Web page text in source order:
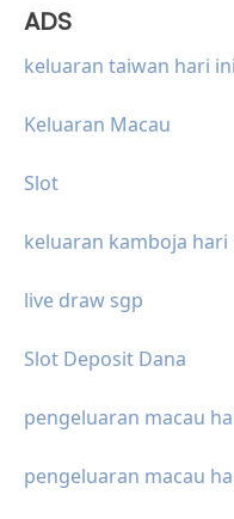
ADS
keluaran taiwan hari ini
Keluaran Macau
Slot
keluaran kamboja hari
live draw sgp
Slot Deposit Dana
pengeluaran macau
pengeluaran macau